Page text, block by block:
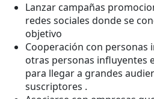
Lanzar campañas
redes sociales donde se
objetivo
Cooperación con personas
otras personas influyentes
para llegar a grandes
suscriptores .